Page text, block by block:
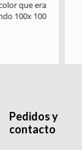
Pedidos y
contacto